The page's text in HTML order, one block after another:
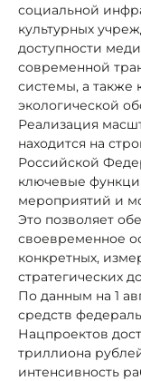
социальной
культурных
доступности
современной
системы, а также
экологической
Реализация
находится на
Российской
ключевые
мероприятий и
Это позволяет
своевременное
конкретных,
стратегических
По данным на 1
средств
Нацпроектов
триллиона
интенсивность